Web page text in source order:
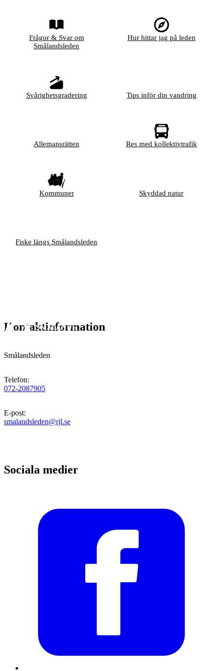
Frågor & Svar om
Smålandsleden
Hur hittar jag på leden
Svårighetsgradering Tips inför din vandring
Allemansrätten Res med kollektivtrafik
Kommuner Skyddad natur
Fiske längs Smålandsleden
Kontaktinformation
Smålandsleden
Telefon:
072-2087905
E-post:
smalandsleden@rjl.se
Sociala medier